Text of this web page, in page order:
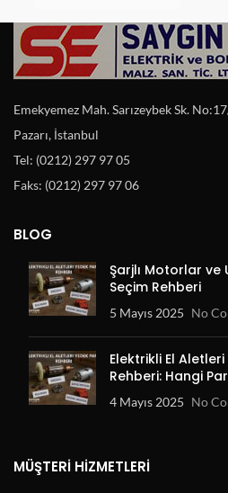
Emekyemez Mah. Sarızeybek Sk.
Pazarı, İstanbul
Tel: (0212) 297 97 05
Faks: (0212) 297 97 06
BLOG
Şarjlı Motorlar ve
Seçim Rehberi
5 Mayıs 2025 No
Elektrikli El
Rehberi: Hangi
4 Mayıs 2025 No
MÜŞTERI HIZMETLERI